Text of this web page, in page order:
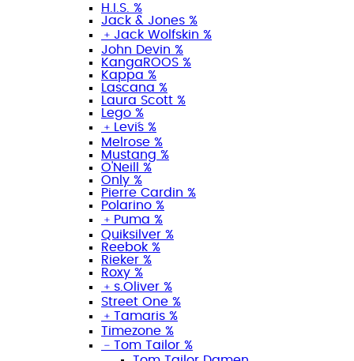
H.I.S. %
Jack & Jones %
﹢ Jack Wolfskin %
John Devin %
KangaROOS %
Kappa %
Lascana %
Laura Scott %
Lego %
﹢
Levi´s %
Melrose %
Mustang %
O'Neill %
Only %
Pierre Cardin %
Polarino %
﹢ Puma %
Quiksilver %
Reebok %
Rieker %
Roxy %
﹢ s.Oliver %
Street One %
﹢ Tamaris %
Timezone %
﹣ Tom Tailor %